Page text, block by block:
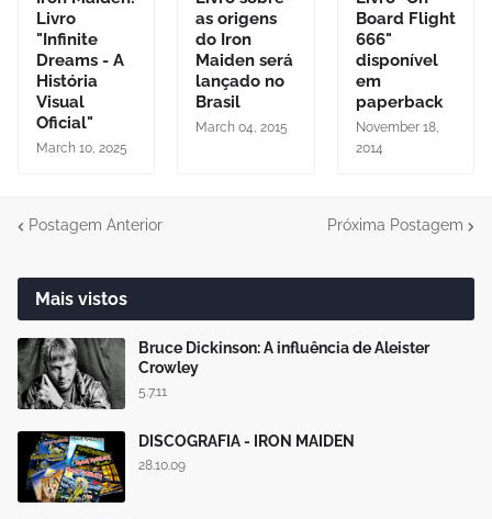
Livro
"Infinite
Dreams - A
História
Visual
Oficial"
March 10, 2025
as origens
do Iron
Maiden será
lançado no
Brasil
March 04, 2015
Board Flight
666"
disponível
em
paperback
November 18,
2014
Postagem Anterior Próxima Postagem
Mais vistos
Bruce Dickinson: A influência de Aleister
Crowley
5.7.11
DISCOGRAFIA - IRON MAIDEN
28.10.09